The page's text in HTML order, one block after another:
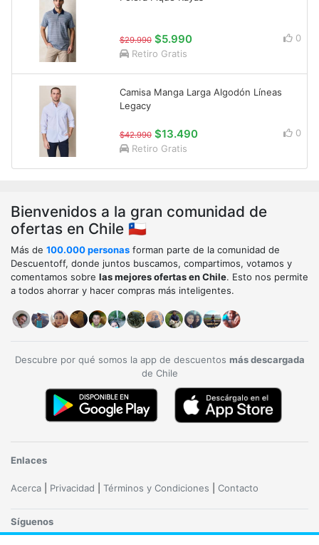
$29.990 $5.990
0
Retiro Gratis
Camisa Manga Larga Algodón Líneas
Legacy
$42.990 $13.490
0
Retiro Gratis
Bienvenidos a la gran comunidad de
ofertas en Chile 🇨🇱
Más de 100.000 personas forman parte de la comunidad de
Descuentoff, donde juntos buscamos, compartimos, votamos y
comentamos sobre las mejores ofertas en Chile. Esto nos permite
a todos ahorrar y hacer compras más inteligentes.
Descubre por qué somos la app de descuentos más descargada
de Chile
Enlaces
Acerca Privacidad Términos y Condiciones Contacto
Síguenos